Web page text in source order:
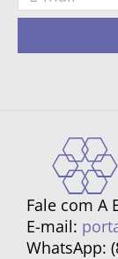
Fale com A
E-mail:
WhatsApp: